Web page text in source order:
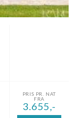
PRIS PR. NAT
FRA
3.655,-